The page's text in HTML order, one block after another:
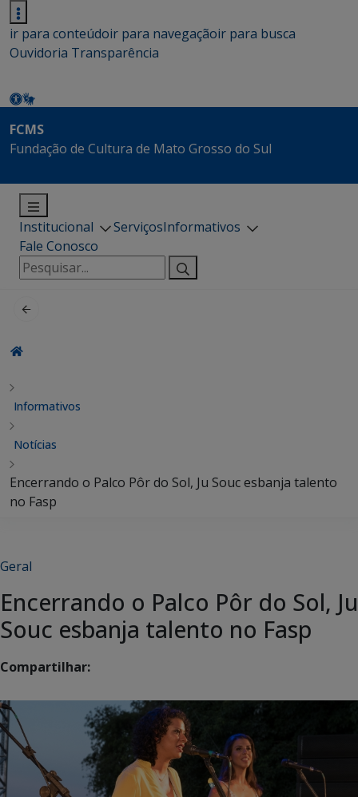
ir para conteúdoir para navegaçãoir para busca
Ouvidoria Transparência
FCMS
Fundação de Cultura de Mato Grosso do Sul
Institucional ServiçosInformativos
Fale Conosco
Pesquisar
por:
Informativos
Notícias
Encerrando o Palco Pôr do Sol, Ju Souc esbanja talento
no Fasp
Geral
Encerrando o Palco Pôr do Sol, Ju
Souc esbanja talento no Fasp
Compartilhar: